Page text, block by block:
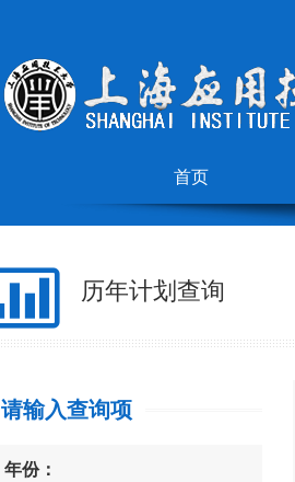
首页
历年计划查询
请输入查询项
年份：